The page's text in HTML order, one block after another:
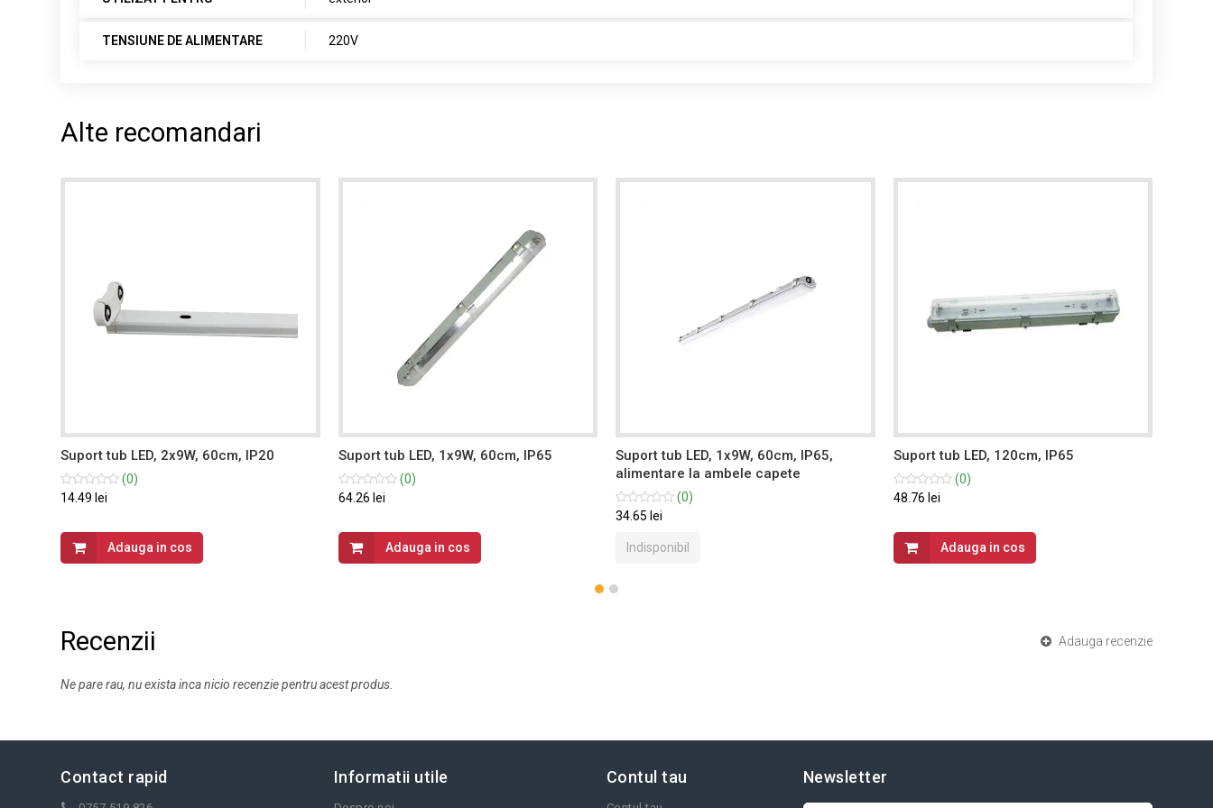
TENSIUNE DE ALIMENTARE 220V
Alte recomandari
Suport tub LED, 2x9W, 60cm, IP20
(0)
14.49 lei
Adauga in cos
Suport tub LED, 1x9W, 60cm, IP65
(0)
64.26 lei
Adauga in cos
Suport tub LED, 1x9W, 60cm, IP65,
alimentare la ambele capete
(0)
34.65 lei
Indisponibil
Suport tub LED, 120cm, IP65
(0)
48.76 lei
Adauga in cos
Recenzii Adauga recenzie
Ne pare rau, nu exista inca nicio recenzie pentru acest produs.
Contact rapid Informatii utile Contul tau Newsletter